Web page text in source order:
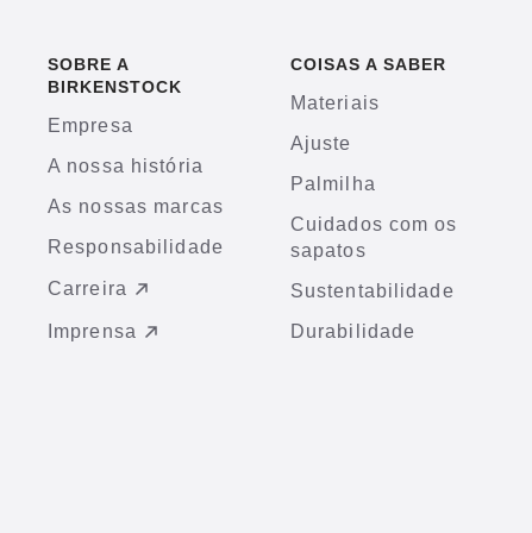
SOBRE A
BIRKENSTOCK
Empresa
A nossa história
As nossas marcas
Responsabilidade
Carreira
Imprensa
COISAS A SABER
Materiais
Ajuste
Palmilha
Cuidados com os
sapatos
Sustentabilidade
Durabilidade